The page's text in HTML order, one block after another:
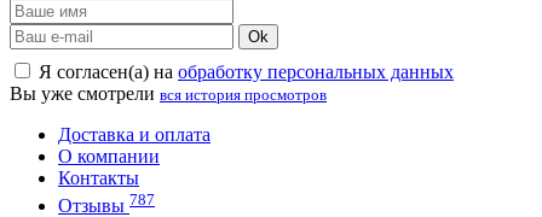
Ok
Я согласен(а) на обработку персональных данных
Вы уже смотрели вся история просмотров
Доставка и оплата
О компании
Контакты
Отзывы 787